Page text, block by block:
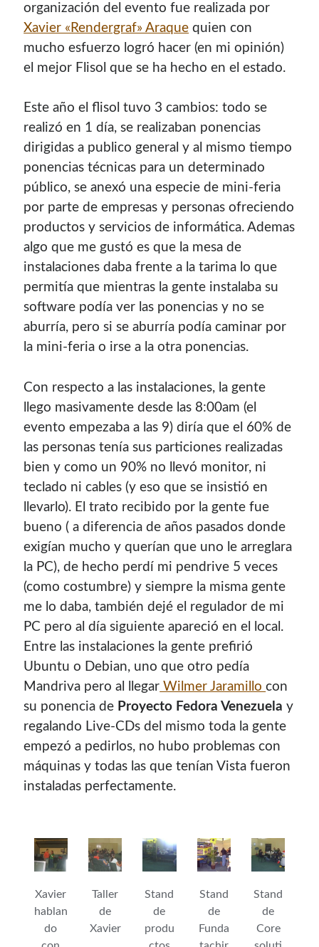
organización del evento fue realizada por
Xavier «Rendergraf» Araque quien con
mucho esfuerzo logró hacer (en mi opinión)
el mejor Flisol que se ha hecho en el estado.
Este año el flisol tuvo 3 cambios: todo se
realizó en 1 dí­a, se realizaban ponencias
dirigidas a publico general y al mismo tiempo
ponencias técnicas para un determinado
público, se anexó una especie de mini-feria
por parte de empresas y personas ofreciendo
productos y servicios de informática. Ademas
algo que me gustó es que la mesa de
instalaciones daba frente a la tarima lo que
permití­a que mientras la gente instalaba su
software podí­a ver las ponencias y no se
aburrí­a, pero si se aburrí­a podí­a caminar por
la mini-feria o irse a la otra ponencias.
Con respecto a las instalaciones, la gente
llego masivamente desde las 8:00am (el
evento empezaba a las 9) dirí­a que el 60% de
las personas tení­a sus particiones realizadas
bien y como un 90% no llevó monitor, ni
teclado ni cables (y eso que se insistió en
llevarlo). El trato recibido por la gente fue
bueno ( a diferencia de años pasados donde
exigí­an mucho y querí­an que uno le arreglara
la PC), de hecho perdí­ mi pendrive 5 veces
(como costumbre) y siempre la misma gente
me lo daba, también dejé el regulador de mi
PC pero al dí­a siguiente apareció en el local.
Entre las instalaciones la gente prefirió
Ubuntu o Debian, uno que otro pedí­a
Mandriva pero al llegar Wilmer Jaramillocon
su ponencia de Proyecto Fedora Venezuela y
regalando Live-CDs del mismo toda la gente
empezó a pedirlos, no hubo problemas con
máquinas y todas las que tení­an Vista fueron
instaladas perfectamente.
Xavier
hablan
do
Taller
de
Xavier
Stand
de
produ
Stand
de
Funda
Stand
de
Core